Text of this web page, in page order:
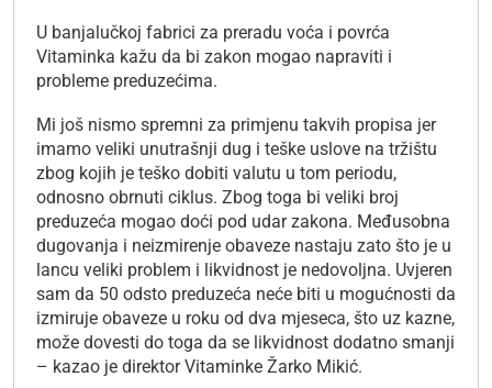
U banjalučkoj fabrici za preradu voća i povrća
Vitaminka kažu da bi zakon mogao napraviti i
probleme preduzećima.
Mi još nismo spremni za primjenu takvih propisa jer
imamo veliki unutrašnji dug i teške uslove na tržištu
zbog kojih je teško dobiti valutu u tom periodu,
odnosno obrnuti ciklus. Zbog toga bi veliki broj
preduzeća mogao doći pod udar zakona. Međusobna
dugovanja i neizmirenje obaveze nastaju zato što je u
lancu veliki problem i likvidnost je nedovoljna. Uvjeren
sam da 50 odsto preduzeća neće biti u mogućnosti da
izmiruje obaveze u roku od dva mjeseca, što uz kazne,
može dovesti do toga da se likvidnost dodatno smanji
– kazao je direktor Vitaminke Žarko Mikić.